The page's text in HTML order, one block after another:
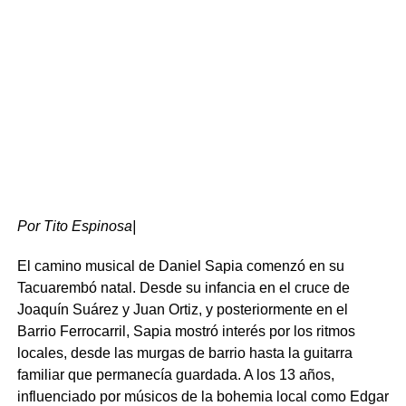
Desarrollo local y patrimonio histórico
Por su parte, el intendente Wilson Ezquerra definió la
jornada como la concreción de un objetivo estratégico
para el desarrollo económico y turístico del departamento.
En su alocución, reconoció el trabajo previo de anteriores
Por Tito Espinosa|
El camino musical de Daniel Sapia comenzó en su
Tacuarembó natal. Desde su infancia en el cruce de
Joaquín Suárez y Juan Ortiz, y posteriormente en el
Barrio Ferrocarril, Sapia mostró interés por los ritmos
locales, desde las murgas de barrio hasta la guitarra
familiar que permanecía guardada. A los 13 años,
influenciado por músicos de la bohemia local como Edgar